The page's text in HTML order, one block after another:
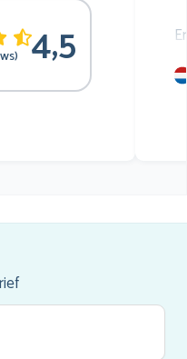
4,5